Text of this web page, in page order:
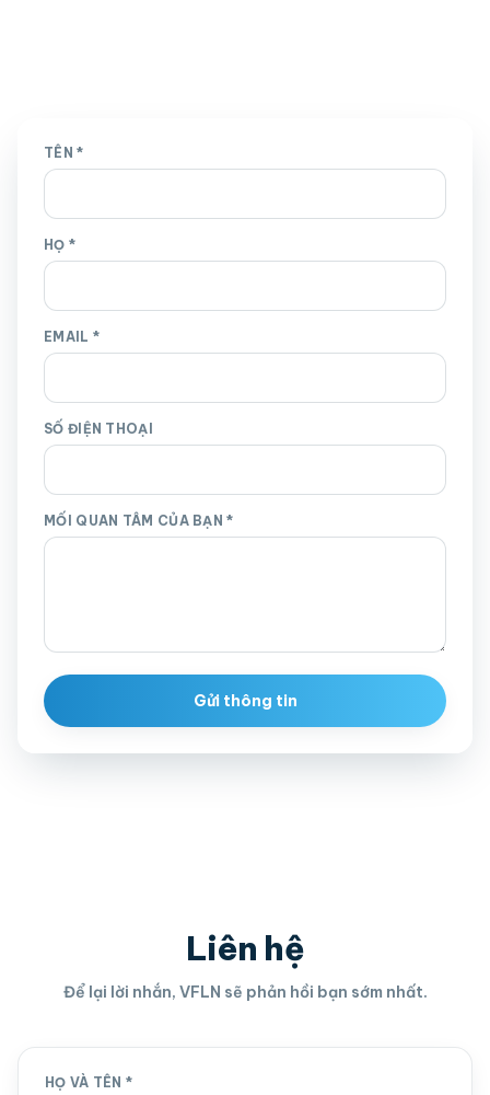
TÊN *
HỌ *
EMAIL *
SỐ ĐIỆN THOẠI
MỐI QUAN TÂM CỦA BẠN *
Gửi thông tin
Liên hệ
Để lại lời nhắn, VFLN sẽ phản hồi bạn sớm nhất.
HỌ VÀ TÊN *